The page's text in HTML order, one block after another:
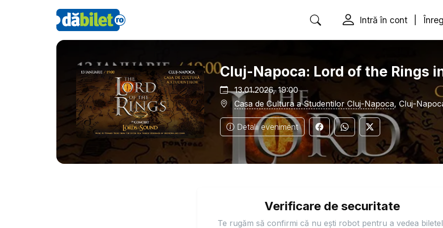
Intră în cont
Cluj-Napoca: Lord of the Rings
13.01.2026, 19:00
Casa de Cultura a Studentilor Cluj-Napoca, Cluj-
Detalii eveniment
Verificare de securitate
Te rugăm să confirmi că nu ești robot pentru a vedea